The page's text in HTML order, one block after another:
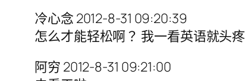
冷心念 2012-8-31 09:20:39
怎么才能轻松啊？ 我一看英语就头疼
阿穷 2012-8-31 09:21:00